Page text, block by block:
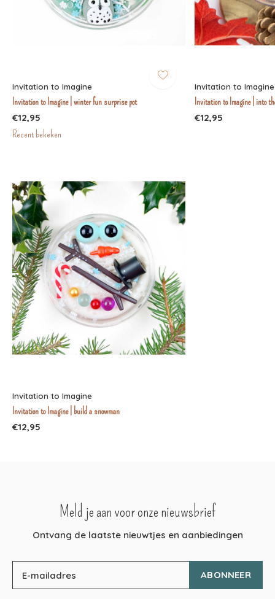
Invitation to Imagine
Invitation to Imagine | winter fun surprise pot
€12,95
Invitation to Imagine
Invitation to Imagine | into
€12,95
Recent bekeken
Invitation to Imagine
Invitation to Imagine | build a snowman
€12,95
Meld je aan voor onze nieuwsbrief
Ontvang de laatste nieuwtjes en aanbiedingen
ABONNEER